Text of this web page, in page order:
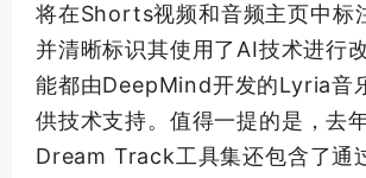
将在Shorts视频和音频主页中标
并清晰标识其使用了AI技术进行
能都由DeepMind开发的Lyria音
供技术支持。值得一提的是，去
Dream Track工具集还包含了通